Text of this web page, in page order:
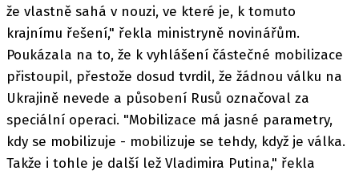
že vlastně sahá v nouzi, ve které je, k tomuto
krajnímu řešení," řekla ministryně novinářům.
Poukázala na to, že k vyhlášení částečné mobilizace
přistoupil, přestože dosud tvrdil, že žádnou válku na
Ukrajině nevede a působení Rusů označoval za
speciální operaci. "Mobilizace má jasné parametry,
kdy se mobilizuje - mobilizuje se tehdy, když je válka.
Takže i tohle je další lež Vladimira Putina," řekla